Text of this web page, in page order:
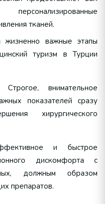
тканей.
жизненно важные этапы
туризм в Турции
Строгое, внимательное
показателей сразу
хирургического
и быстрое
дискомфорта с
должным образом
препаратов.